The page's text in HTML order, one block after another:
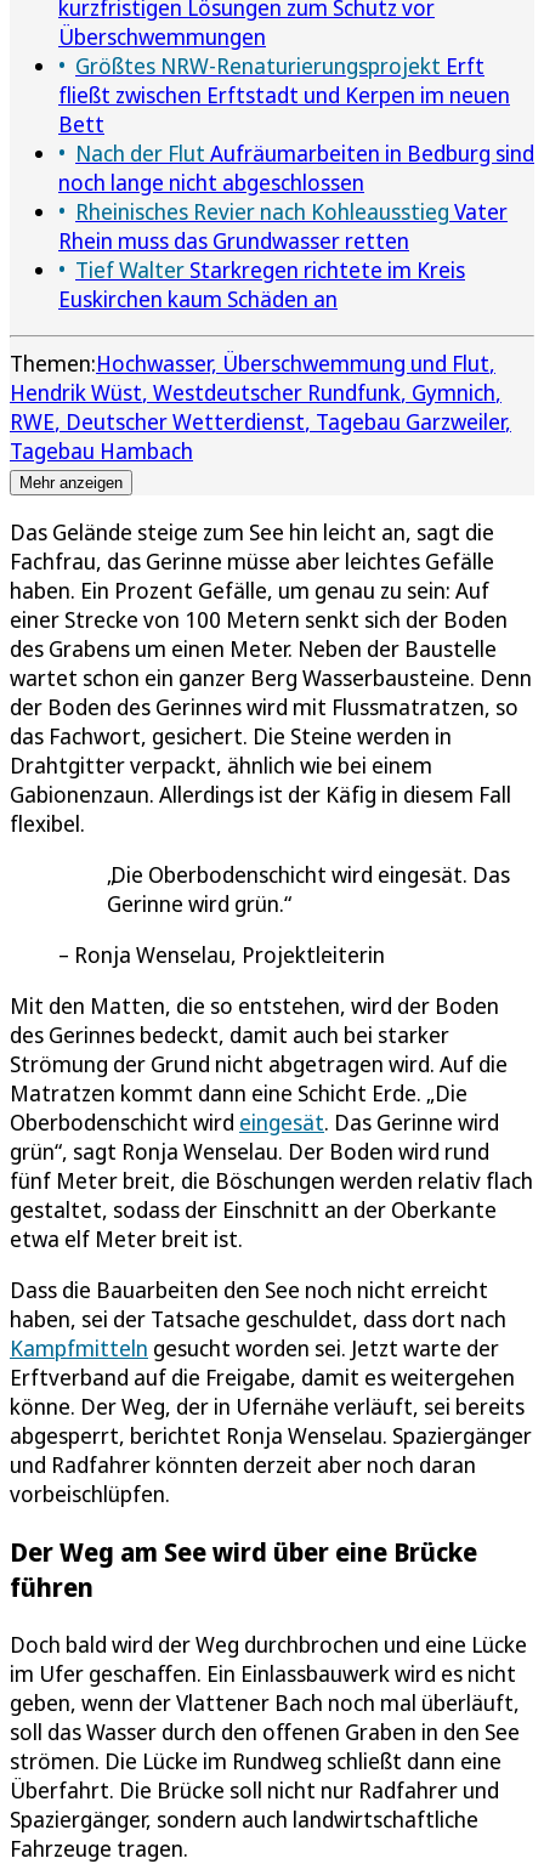
kurzfristigen Lösungen zum Schutz vor
Überschwemmungen
Größtes NRW-Renaturierungsprojekt Erft
fließt zwischen Erftstadt und Kerpen im neuen
Bett
Nach der Flut Aufräumarbeiten in Bedburg sind
noch lange nicht abgeschlossen
Rheinisches Revier nach Kohleausstieg Vater
Rhein muss das Grundwasser retten
Tief Walter Starkregen richtete im Kreis
Euskirchen kaum Schäden an
Themen:Hochwasser, Überschwemmung und Flut
Hendrik Wüst Westdeutscher Rundfunk Gymnich
RWE Deutscher Wetterdienst Tagebau Garzweiler
Tagebau Hambach
Mehr anzeigen
Das Gelände steige zum See hin leicht an, sagt die
Fachfrau, das Gerinne müsse aber leichtes Gefälle
haben. Ein Prozent Gefälle, um genau zu sein: Auf
einer Strecke von 100 Metern senkt sich der Boden
des Grabens um einen Meter. Neben der Baustelle
wartet schon ein ganzer Berg Wasserbausteine. Denn
der Boden des Gerinnes wird mit Flussmatratzen, so
das Fachwort, gesichert. Die Steine werden in
Drahtgitter verpackt, ähnlich wie bei einem
Gabionenzaun. Allerdings ist der Käfig in diesem Fall
flexibel.
Die Oberbodenschicht wird eingesät. Das
Gerinne wird grün.
Ronja Wenselau, Projektleiterin
Mit den Matten, die so entstehen, wird der Boden
des Gerinnes bedeckt, damit auch bei starker
Strömung der Grund nicht abgetragen wird. Auf die
Matratzen kommt dann eine Schicht Erde. „Die
Oberbodenschicht wird eingesät. Das Gerinne wird
grün“, sagt Ronja Wenselau. Der Boden wird rund
fünf Meter breit, die Böschungen werden relativ flach
gestaltet, sodass der Einschnitt an der Oberkante
etwa elf Meter breit ist.
Dass die Bauarbeiten den See noch nicht erreicht
haben, sei der Tatsache geschuldet, dass dort nach
Kampfmitteln gesucht worden sei. Jetzt warte der
Erftverband auf die Freigabe, damit es weitergehen
könne. Der Weg, der in Ufernähe verläuft, sei bereits
abgesperrt, berichtet Ronja Wenselau. Spaziergänger
und Radfahrer könnten derzeit aber noch daran
vorbeischlüpfen.
Der Weg am See wird über eine Brücke
führen
Doch bald wird der Weg durchbrochen und eine Lücke
im Ufer geschaffen. Ein Einlassbauwerk wird es nicht
geben, wenn der Vlattener Bach noch mal überläuft,
soll das Wasser durch den offenen Graben in den See
strömen. Die Lücke im Rundweg schließt dann eine
Überfahrt. Die Brücke soll nicht nur Radfahrer und
Spaziergänger, sondern auch landwirtschaftliche
Fahrzeuge tragen.